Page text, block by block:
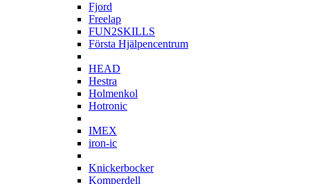
Fjord
Freelap
FUN2SKILLS
Första Hjälpencentrum
HEAD
Hestra
Holmenkol
Hotronic
IMEX
iron-ic
Knickerbocker
Komperdell